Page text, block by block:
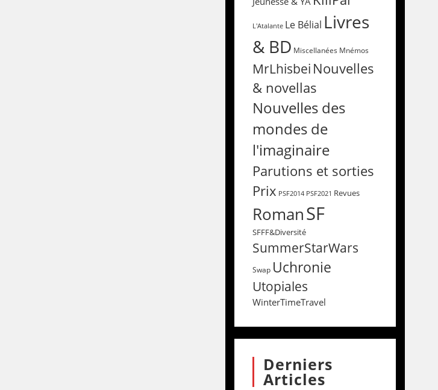
L'Atalante Le Bélial Livres
& BD Miscellanées Mnémos
MrLhisbei Nouvelles
& novellas
Nouvelles des
mondes de
l'imaginaire
Parutions et sorties
Prix PSF2014 PSF2021 Revues
RomanSF
SFFF&Diversité
SummerStarWars
Swap Uchronie
Utopiales
WinterTimeTravel
Derniers
Articles